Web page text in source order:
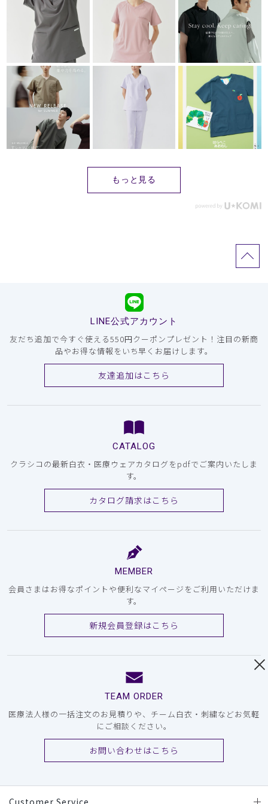
もっと見る
LINE公式アカウント
友だち追加で今すぐ使える550円クーポンプレゼント！注目の新商
品やお得な情報をいち早くお届けします。
友達追加はこちら
CATALOG
クラシコの最新白衣・医療ウェアカタログをpdfでご案内いたしま
す。
カタログ請求はこちら
MEMBER
会員さまはお得なポイントや便利なマイページをご利用いただけま
す。
新規会員登録はこちら
TEAM ORDER
医療法人様の一括注文のお見積りや、チーム白衣・刺繍などお気軽
にご相談ください。
お問い合わせはこちら
Customer Service